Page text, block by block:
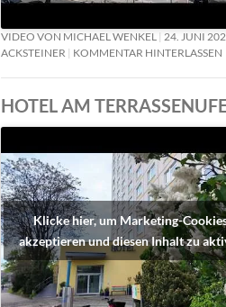
VIDEO VON MICHAEL WENKEL 24. JUNI
ACKSTEINER
KOMMENTAR HINTERLASSEN
HOTEL AM
Klicke hier, um Marketing-
akzeptieren und diesen Inhalt zu